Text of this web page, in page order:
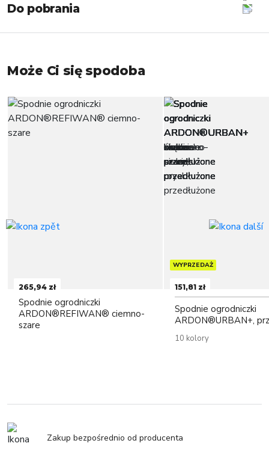
Do pobrania
Może Ci się spodoba
265,94 zł
Spodnie ogrodniczki
ARDON®REFIWAN® ciemno-
szare
WYPRZEDAŻ
151,81 zł
Spodnie ogrodniczki
ARDON®URBAN+,
10 kolory
Zakup bezpośrednio od producenta